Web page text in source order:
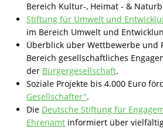
Bereich Kultur-, Heimat - &
Stiftung für Umwelt und
im Bereich Umwelt und
Überblick über Wettbewerbe und
Bereich gesellschaftliches
der Bürgergesellschaft.
Soziale Projekte bis 4.000 Euro
Gesellschafter".
Die Deutsche Stiftung für
Ehrenamt informiert über